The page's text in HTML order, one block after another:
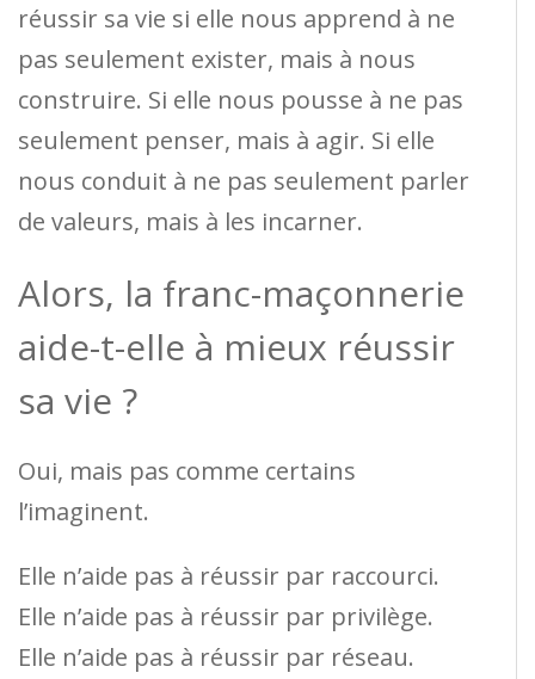
réussir sa vie si elle nous apprend à ne
pas seulement exister, mais à nous
construire. Si elle nous pousse à ne pas
seulement penser, mais à agir. Si elle
nous conduit à ne pas seulement parler
de valeurs, mais à les incarner.
Alors, la franc-maçonnerie
aide-t-elle à mieux réussir
sa vie ?
Oui, mais pas comme certains
l’imaginent.
Elle n’aide pas à réussir par raccourci.
Elle n’aide pas à réussir par privilège.
Elle n’aide pas à réussir par réseau.